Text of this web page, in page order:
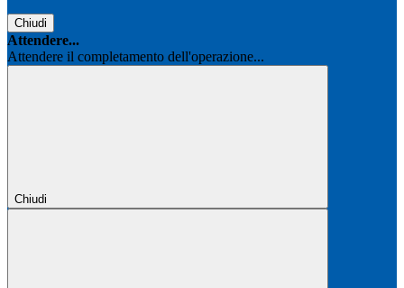
Chiudi
Attendere...
Attendere il completamento dell'operazione...
Chiudi